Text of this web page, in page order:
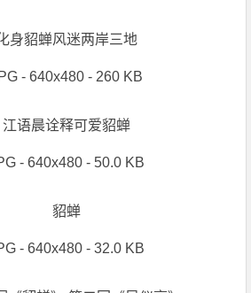
身貂蝉风迷两岸三地
- 640x480 - 260 KB
江语晨诠释可爱貂蝉
- 640x480 - 50.0 KB
貂蝉
- 640x480 - 32.0 KB